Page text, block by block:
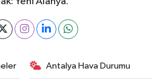
Antalya Hava Durumu